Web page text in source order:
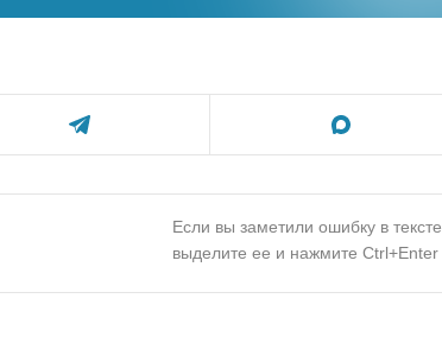
Если вы заметили ошибку в тексте,
выделите ее и нажмите Ctrl+Enter